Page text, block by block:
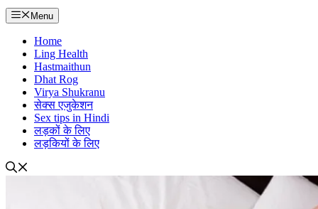
Menu
Home
Ling Health
Hastmaithun
Dhat Rog
Virya Shukranu
सेक्स एजुकेशन
Sex tips in Hindi
लड़कों के लिए
लड़कियों के लिए